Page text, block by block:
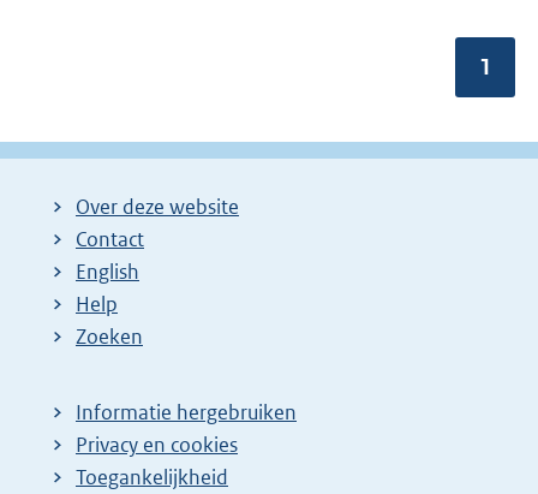
1
Over deze website
Contact
English
Help
Zoeken
Informatie hergebruiken
Privacy en cookies
Toegankelijkheid